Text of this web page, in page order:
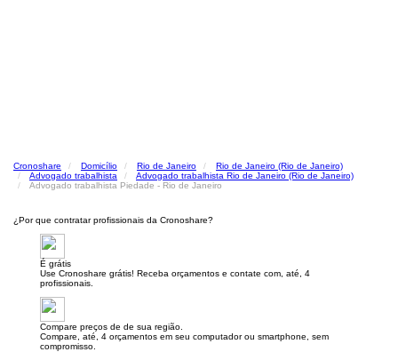
Cronoshare Domicílio Rio de Janeiro
Rio de Janeiro (Rio de Janeiro)
Advogado trabalhista
Advogado trabalhista Rio de Janeiro (Rio de Janeiro)
Advogado trabalhista Piedade - Rio de Janeiro
¿Por que contratar profissionais da Cronoshare?
É grátis
Use Cronoshare grátis! Receba orçamentos e contate com, até, 4
profissionais.
Compare preços de de sua região.
Compare, até, 4 orçamentos em seu computador ou smartphone, sem
compromisso.